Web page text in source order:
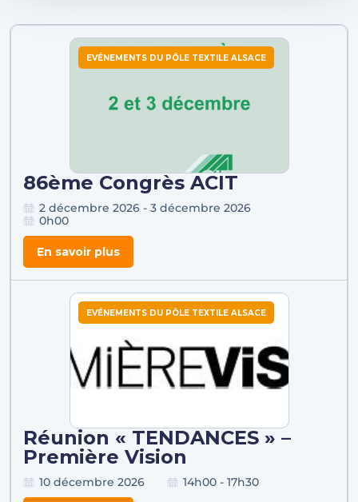
EVÉNEMENTS DU PÔLE TEXTILE ALSACE
86ème Congrès ACIT
2 décembre 2026 - 3 décembre 2026
0h00
En savoir plus
EVÉNEMENTS DU PÔLE TEXTILE ALSACE
Réunion « TENDANCES » –
Première Vision
10 décembre 2026 14h00 - 17h30